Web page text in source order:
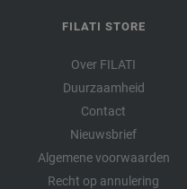
FILATI STORE
Over FILATI
Duurzaamheid
Contact
Nieuwsbrief
Algemene voorwaarden
Recht op annulering